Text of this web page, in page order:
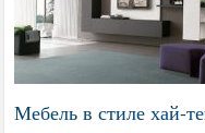
Мебель в стиле хай-